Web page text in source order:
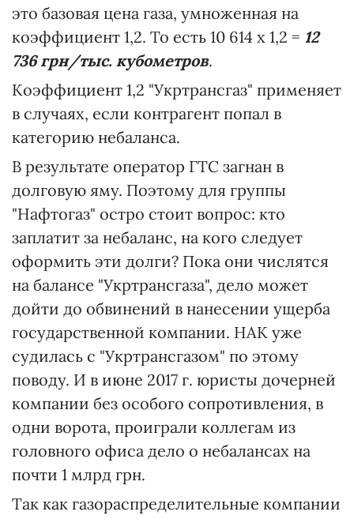
это базовая цена газа, умноженная на
коэффициент 1,2. То есть 10 614 х 1,2 = 12
736 грн/тыс. кубометров.
Коэффициент 1,2 "Укртрансгаз" применяет
в случаях, если контрагент попал в
категорию небаланса.
В результате оператор ГТС загнан в
долговую яму. Поэтому для группы
"Нафтогаз" остро стоит вопрос: кто
заплатит за небаланс, на кого следует
оформить эти долги? Пока они числятся
на балансе "Укртрансгаза", дело может
дойти до обвинений в нанесении ущерба
государственной компании. НАК уже
судилась с "Укртрансгазом" по этому
поводу. И в июне 2017 г. юристы дочерней
компании без особого сопротивления, в
одни ворота, проиграли коллегам из
головного офиса дело о небалансах на
почти 1 млрд грн.
Так как газораспределительные компании